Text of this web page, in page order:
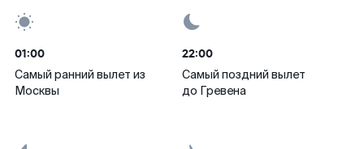
01:00
Самый ранний вылет из
Москвы
22:00
Самый поздний вылет
до Гревена